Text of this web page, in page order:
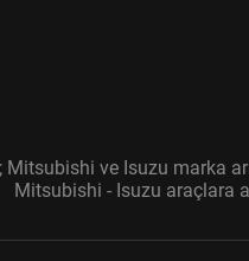
ve Isuzu marka
Mitsubishi - Isuzu araçlara